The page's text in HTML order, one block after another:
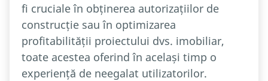
fi cruciale în obținerea autorizațiilor de
construcție sau în optimizarea
profitabilității proiectului dvs. imobiliar,
toate acestea oferind în același timp o
experiență de neegalat utilizatorilor.